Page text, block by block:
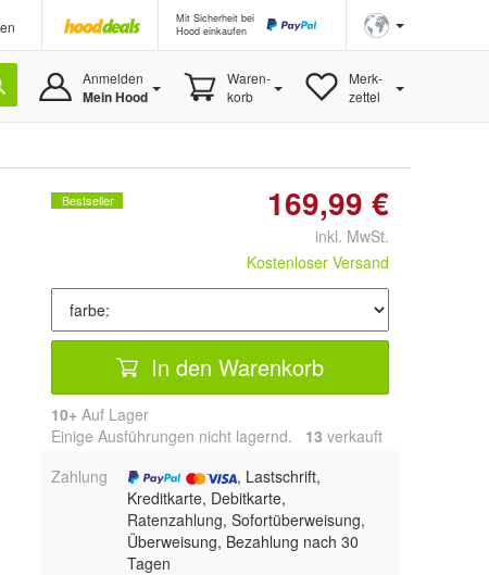
Mit Sicherheit bei
Hood einkaufen
Anmelden
Mein Hood
Waren-
korb
Merk-
zettel
Bestseller 169,99 €
inkl. MwSt.
Kostenloser Versand
In den Warenkorb
10+ Auf Lager
Einige Ausführungen nicht lagernd. 13 verkauft
Zahlung
, Lastschrift,
Kreditkarte, Debitkarte,
Ratenzahlung, Sofortüberweisung,
Überweisung, Bezahlung nach 30
Tagen